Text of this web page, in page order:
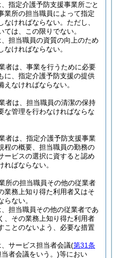
指定介護予防支援事業所ごと
業所の担当職員によって指定
ければならない。 ただし、
は、この限りでない。
担当職員の資質の向上のため
ければならない。
者は、事業を行うために必要
に、指定介護予防支援の提供
なければならない。
者は、担当職員の清潔の保持
な管理を行わなければならな
者は、指定介護予防支援事業
程の概要、担当職員の勤務の
ービスの選択に資すると認め
ばならない。
所の担当職員その他の従業者
業務上知り得た利用者又はそ
ない。
担当職員その他の従業者であ
、その業務上知り得た利用者
ことのないよう、必要な措置
サービス担当者会議(第31条
者会議をいう。)等におい